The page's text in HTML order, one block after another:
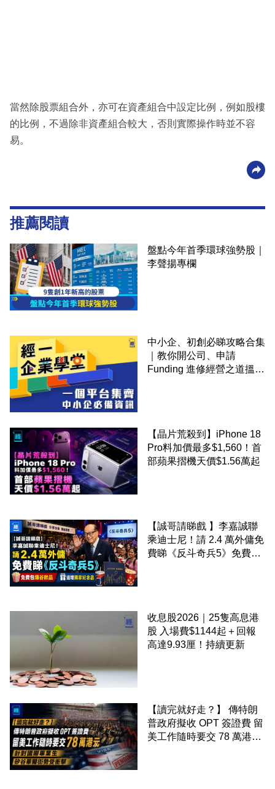
當然除股票組合外，亦可在資產組合中設定比例，例如股樓
的比例，不過除非資產組合較大，否則實際操作時並不容
易。
推薦閱讀
盤點今年首季環球強勢股｜
李聲揚專欄
中小企、初創必睇攻略合集
｜教你開公司、申請
Funding 進修經營之道搵大
【晶片荒殺到】iPhone 18
Pro料加價最多$1,560！首
部蘋果摺機天價$1.56萬起
【誠哥請睇戲 】李嘉誠聯
乘迪士尼！請 2.4 萬外傭免
費睇《反斗奇兵5》免費包
收息股2026｜25隻高息港
股 入場費$1144起＋回報
高達9.93厘！持續更新
【讀完就好走？】 傳特朗
普政府擬收 OPT 簽證費 留
美工作隨時要交 78 萬港元